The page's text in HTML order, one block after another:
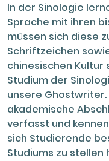
In der Sinologie
Sprache mit ihren
müssen sich diese
Schriftzeichen
chinesischen
Studium der
unsere
akademische
verfasst und
sich Studierende
Studiums zu stellen